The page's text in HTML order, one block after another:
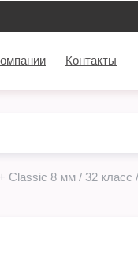
Контакты
Classic 8 мм / 32 класс